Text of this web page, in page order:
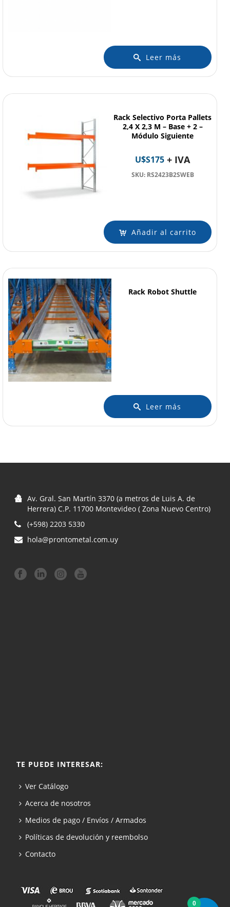
Leer más
Rack Selectivo Porta Pallets
2,4 X 2,3 M – Base + 2 –
Módulo Siguiente
U$S175 + IVA
SKU: RS2423B2SWEB
Añadir al carrito
Rack Robot Shuttle
Leer más
Av. Gral. San Martín 3370 (a metros de Luis A. de
Herrera) C.P. 11700 Montevideo ( Zona Nuevo Centro)
(+598) 2203 5330
hola@prontometal.com.uy
TE PUEDE INTERESAR:
Ver Catálogo
Acerca de nosotros
Medios de pago / Envíos / Armados
Políticas de devolución y reembolso
Contacto
0